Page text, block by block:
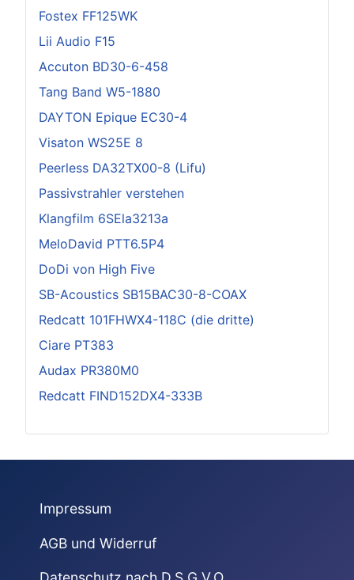
Fostex FF125WK
Lii Audio F15
Accuton BD30-6-458
Tang Band W5-1880
DAYTON Epique EC30-4
Visaton WS25E 8
Peerless DA32TX00-8 (Lifu)
Passivstrahler verstehen
Klangfilm 6SEla3213a
MeloDavid PTT6.5P4
DoDi von High Five
SB-Acoustics SB15BAC30-8-COAX
Redcatt 101FHWX4-118C (die dritte)
Ciare PT383
Audax PR380M0
Redcatt FIND152DX4-333B
Impressum
AGB und Widerruf